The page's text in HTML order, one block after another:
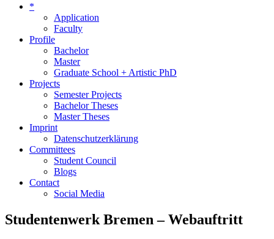
*
Application
Faculty
Profile
Bachelor
Master
Graduate School + Artistic PhD
Projects
Semester Projects
Bachelor Theses
Master Theses
Imprint
Datenschutzerklärung
Committees
Student Council
Blogs
Contact
Social Media
Studentenwerk Bremen – Webauftritt